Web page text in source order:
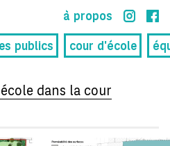
à propos
publics cour d'école
dans la cour